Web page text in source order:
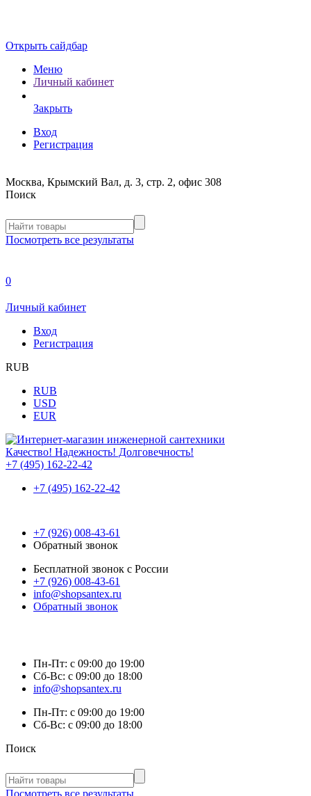
Открыть сайдбар
Меню
Личный кабинет
Закрыть
Вход
Регистрация
Москва, Крымский Вал, д. 3, стр. 2, офис 308
Поиск
Посмотреть все результаты
0
Личный кабинет
Вход
Регистрация
RUB
RUB
USD
EUR
Качество! Надежность! Долговечность!
+7 (495) 162-22-42
+7 (495) 162-22-42
+7 (926) 008-43-61
Обратный звонок
Бесплатной звонок с России
+7 (926) 008-43-61
info@shopsantex.ru
Обратный звонок
Пн-Пт: с 09:00 до 19:00
Сб-Вс: с 09:00 до 18:00
info@shopsantex.ru
Пн-Пт: с 09:00 до 19:00
Сб-Вс: с 09:00 до 18:00
Поиск
Посмотреть все результаты